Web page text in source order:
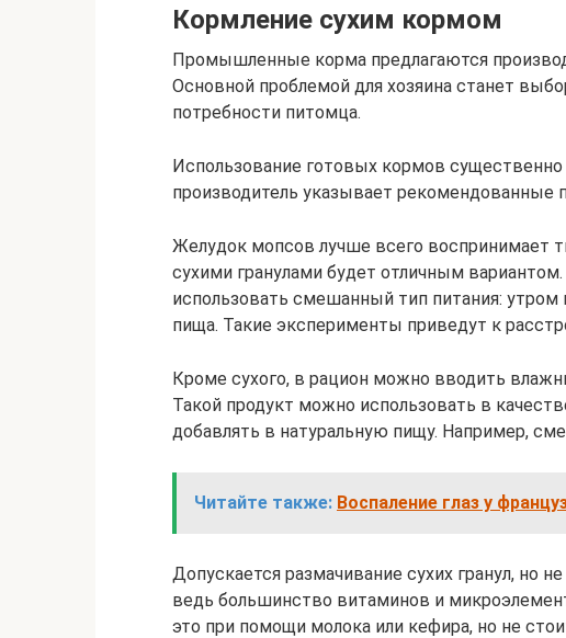
Кормление сухим кормом
Промышленные корма предлагаются
Основной проблемой для хозяина станет
потребности питомца.
Использование готовых кормов существенно
производитель указывает рекомендованные
Желудок мопсов лучше всего воспринимает
сухими гранулами будет отличным
использовать смешанный тип питания:
пища. Такие эксперименты приведут к
Кроме сухого, в рацион можно вводить
Такой продукт можно использовать в
добавлять в натуральную пищу. Например,
Читайте также: Воспаление глаз у
Допускается размачивание сухих гранул, но
ведь большинство витаминов и
это при помощи молока или кефира, но не